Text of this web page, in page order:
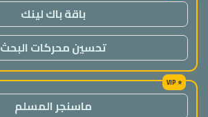
باقة باك لينك
تحسين محركات البحث
ماسنجر المسلم